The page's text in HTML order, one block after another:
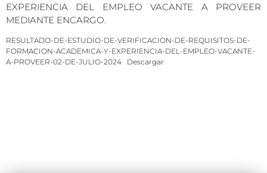
EXPERIENCIA DEL EMPLEO VACANTE A PROVEER
MEDIANTE ENCARGO.
RESULTADO-DE-ESTUDIO-DE-VERIFICACION-DE-REQUISITOS-DE-
FORMACION-ACADEMICA-Y-EXPERIENCIA-DEL-EMPLEO-VACANTE-
A-PROVEER-02-DE-JULIO-2024
Descargar